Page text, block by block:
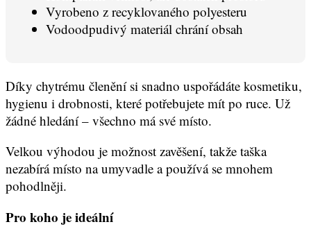
Vyrobeno z recyklovaného polyesteru
Vodoodpudivý materiál chrání obsah
Díky chytrému členění si snadno uspořádáte kosmetiku,
hygienu i drobnosti, které potřebujete mít po ruce. Už
žádné hledání – všechno má své místo.
Velkou výhodou je možnost zavěšení, takže taška
nezabírá místo na umyvadle a používá se mnohem
pohodlněji.
Pro koho je ideální